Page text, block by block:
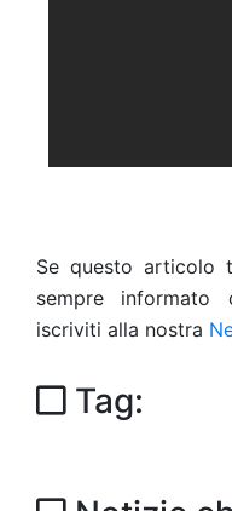
Se questo articolo
sempre
iscriviti alla nostra
Tag: